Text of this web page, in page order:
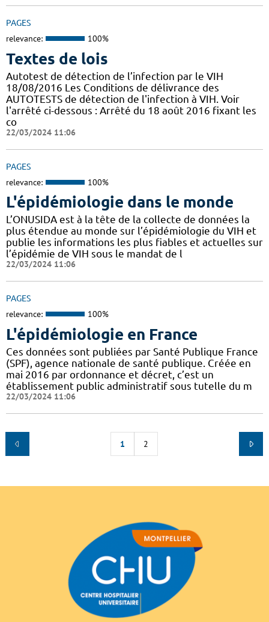
PAGES
relevance: 100%
Textes de lois
Autotest de détection de l’infection par le VIH
18/08/2016 Les Conditions de délivrance des
AUTOTESTS de détection de l'infection à VIH. Voir
l'arrêté ci-dessous : Arrêté du 18 août 2016 fixant les
co
22/03/2024 11:06
PAGES
relevance: 100%
L'épidémiologie dans le monde
L’ONUSIDA est à la tête de la collecte de données la
plus étendue au monde sur l’épidémiologie du VIH et
publie les informations les plus fiables et actuelles sur
l’épidémie de VIH sous le mandat de l
22/03/2024 11:06
PAGES
relevance: 100%
L'épidémiologie en France
Ces données sont publiées par Santé Publique France
(SPF), agence nationale de santé publique. Créée en
mai 2016 par ordonnance et décret, c’est un
établissement public administratif sous tutelle du m
22/03/2024 11:06
1 2